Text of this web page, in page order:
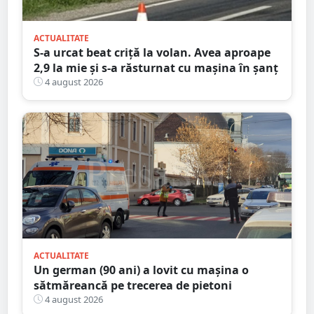
ACTUALITATE
S-a urcat beat criță la volan. Avea aproape
2,9 la mie și s-a răsturnat cu mașina în șanț
4 august 2026
ACTUALITATE
Un german (90 ani) a lovit cu mașina o
sătmăreancă pe trecerea de pietoni
4 august 2026